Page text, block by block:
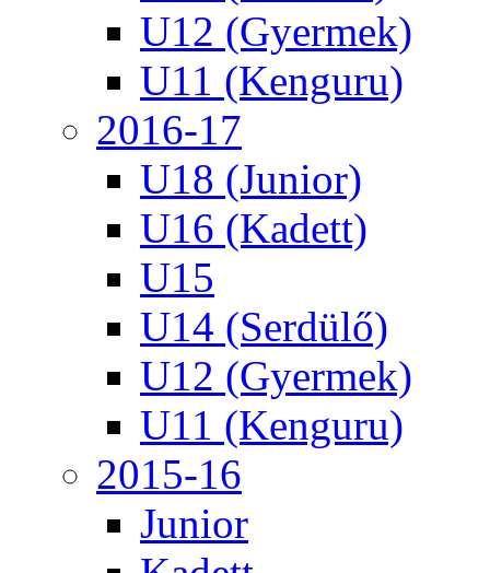
U12 (Gyermek)
U11 (Kenguru)
2016-17
U18 (Junior)
U16 (Kadett)
U15
U14 (Serdülő)
U12 (Gyermek)
U11 (Kenguru)
2015-16
Junior